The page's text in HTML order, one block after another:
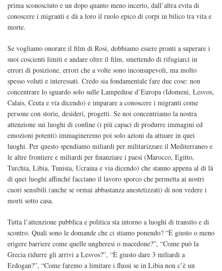
prima sconosciuto e un dopo quanto meno incerto, dall’altra evita di
conoscere i migranti e dà a loro il ruolo epico di corpi in bilico tra vita e
morte.
Se vogliamo onorare il film di Rosi, dobbiamo essere pronti a superare i
suoi coscienti limiti e andare oltre il film, smettendo di rifugiarci in
errori di posizione, errori che a volte sono inconsapevoli, ma molto
spesso voluti e interessati. Credo sia fondamentale fare due cose: non
concentrare lo sguardo solo sulle Lampeduse d’Europa (Idomeni, Lesvos,
Calais, Ceuta e via dicendo) e imparare a conoscere i migranti come
persone con storie, desideri, progetti. Se noi concentriamo la nostra
attenzione sui luoghi di confine (i più capaci di produrre immagini ed
emozioni potenti) immagineremo poi solo azioni da attuare in quei
luoghi. Per questo spendiamo miliardi per militarizzare il Mediterraneo e
le altre frontiere e miliardi per finanziare i paesi (Marocco, Egitto,
Turchia, Libia, Tunisia, Ucraina e via dicendo) che stanno appena al di là
di quei luoghi affinché facciano il lavoro sporco che permetta ai nostri
cuori sensibili (anche se ormai abbastanza anestetizzati) di non vedere i
morti sotto casa.
Tutta l’attenzione pubblica e politica sta intorno a luoghi di transito e di
scontro. Quali sono le domande che ci stiamo ponendo? “È giusto o meno
erigere barriere come quelle ungheresi o macedone?”, “Come può la
Grecia ridurre gli arrivi a Lesvos?”, “È giusto dare 3 miliardi a
Erdogan?”, “Come faremo a limitare i flussi se in Libia non c’è un